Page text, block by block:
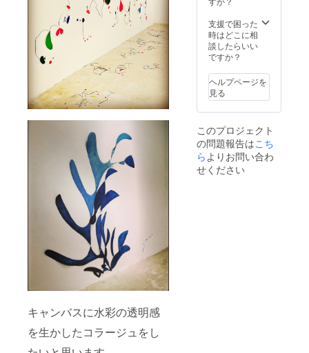
キャンバスに水彩の透明感
を生かしたコラージュをし
支援で困った
時はどこに相
談したらいい
ですか？
ヘルプページを
見る
このプロジェクト
の問題報告はこち
ら よりお問い合わ
せください